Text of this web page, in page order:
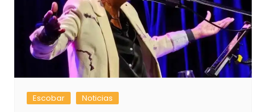
Escobar Noticias